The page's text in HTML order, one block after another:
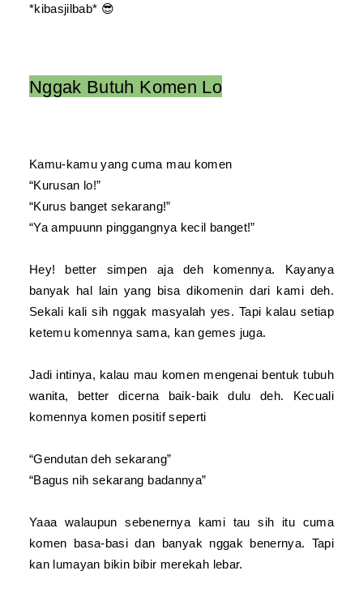
*kibasjilbab* 😎
Nggak Butuh Komen Lo
Kamu-kamu yang cuma mau komen
“Kurusan lo!”
“Kurus banget sekarang!”
“Ya ampuunn pinggangnya kecil banget!”
Hey! better simpen aja deh komennya. Kayanya
banyak hal lain yang bisa dikomenin dari kami deh.
Sekali kali sih nggak masyalah yes. Tapi kalau setiap
ketemu komennya sama, kan gemes juga.
Jadi intinya, kalau mau komen mengenai bentuk tubuh
wanita, better dicerna baik-baik dulu deh. Kecuali
komennya komen positif seperti
“Gendutan deh sekarang”
“Bagus nih sekarang badannya”
Yaaa walaupun sebenernya kami tau sih itu cuma
komen basa-basi dan banyak nggak benernya. Tapi
kan lumayan bikin bibir merekah lebar.